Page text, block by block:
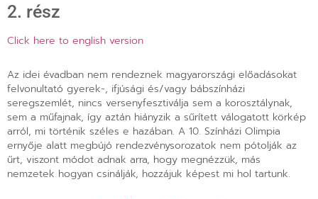
2. rész
Click here to english version
Az idei évadban nem rendeznek magyarországi előadásokat
felvonultató gyerek-, ifjúsági és/vagy bábszínházi
seregszemlét, nincs versenyfesztiválja sem a korosztálynak,
sem a műfajnak, így aztán hiányzik a sűrített válogatott körkép
arról, mi történik széles e hazában. A 10. Színházi Olimpia
ernyője alatt megbújó rendezvénysorozatok nem pótolják az
űrt, viszont módot adnak arra, hogy megnézzük, más
nemzetek hogyan csinálják, hozzájuk képest mi hol tartunk.